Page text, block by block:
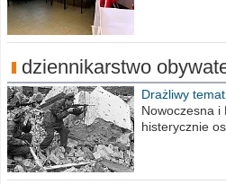
dziennikarstwo
Drażliwy
Nowoczesna i
histerycznie